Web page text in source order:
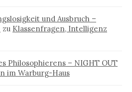
und Ausbruch –
zu Klassenfragen, Intelligenz
Philosophierens – NIGHT OUT
im Warburg-Haus